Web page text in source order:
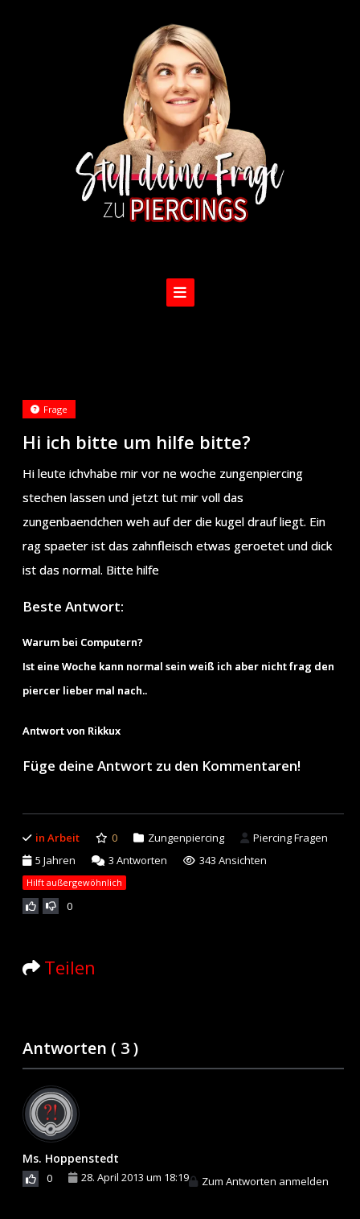
Hi ich bitte um hilfe bitte?
Frage
Hi leute ichvhabe mir vor ne woche zungenpiercing
stechen lassen und jetzt tut mir voll das
zungenbaendchen weh auf der die kugel drauf liegt. Ein
rag spaeter ist das zahnfleisch etwas geroetet und dick
ist das normal. Bitte hilfe
Beste Antwort:
Warum bei Computern?
Ist eine Woche kann normal sein weiß ich aber nicht frag den
piercer lieber mal nach..
Antwort von Rikkux
Füge deine Antwort zu den Kommentaren!
in Arbeit 0 Zungenpiercing
Piercing Fragen
5 Jahren
3 Antworten 343 Ansichten
Hilft außergewöhnlich
0
Teilen
Antworten ( 3)
Ms. Hoppenstedt
0 28. April 2013 um 18:19 Zum Antworten anmelden